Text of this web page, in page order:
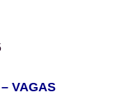
– VAGAS